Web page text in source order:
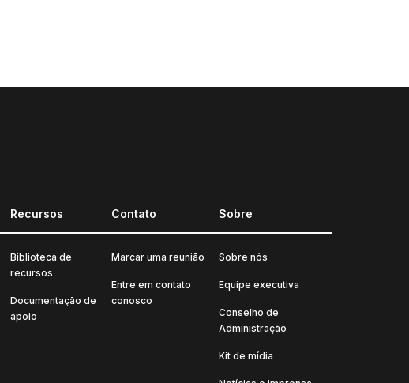
Recursos
Biblioteca de
recursos
Documentação de
apoio
Contato
Marcar uma reunião
Entre em contato
conosco
Sobre
Sobre nós
Equipe executiva
Conselho de
Administração
Kit de mídia